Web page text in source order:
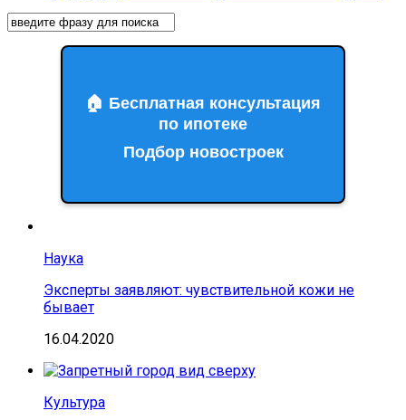
🏠 Бесплатная консультация
по ипотеке
Подбор новостроек
Наука
Эксперты заявляют: чувствительной кожи не
бывает
16.04.2020
Культура